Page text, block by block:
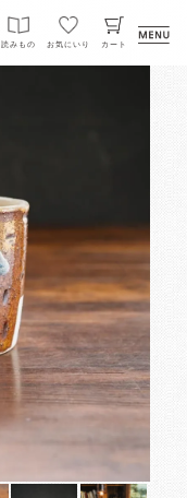
読みもの お気にいり カート